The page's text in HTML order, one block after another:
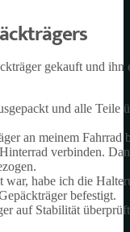
gekauft und
und alle
an meinem
verbinden.
war, habe ich die
befestigt.
auf Stabilität